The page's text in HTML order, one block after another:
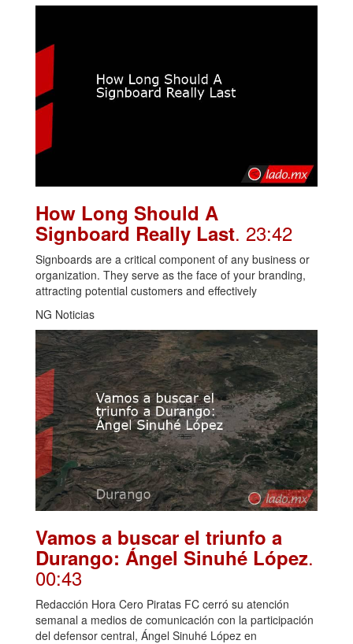
How Long Should A
Signboard Really Last. 23:42
Signboards are a critical component of any business or
organization. They serve as the face of your branding,
attracting potential customers and effectively
NG Noticias
Vamos a buscar el triunfo a
Durango: Ángel Sinuhé López.
00:43
Redacción Hora Cero Piratas FC cerró su atención
semanal a medios de comunicación con la participación
del defensor central, Ángel Sinuhé López en